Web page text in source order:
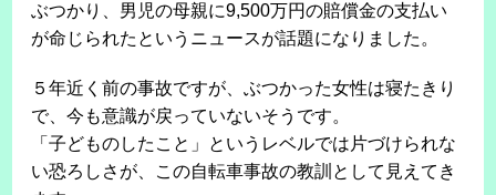
ぶつかり、男児の母親に9,500万円の賠償金の支払い
が命じられたというニュースが話題になりました。
５年近く前の事故ですが、ぶつかった女性は寝たきり
で、今も意識が戻っていないそうです。
「子どものしたこと」というレベルでは片づけられな
い恐ろしさが、この自転車事故の教訓として見えてき